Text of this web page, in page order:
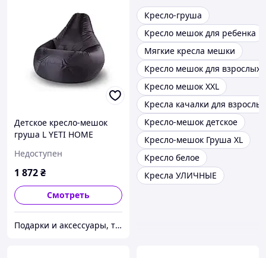
Детское кресло-мешок
груша L YETI HOME
Недоступен
1 872₴
Смотреть
Подарки и аксессуары, товары для Вашего имиджа и комфорта.
Кресло-груша
Кресло мешок для ребенка
Мягкие кресла мешки
Кресло мешок для взрослых
Кресло мешок XXL
Кресла качалки для взрослых
Кресло-мешок детское
Кресло-мешок Груша XL
Кресло белое
Кресла УЛИЧНЫЕ